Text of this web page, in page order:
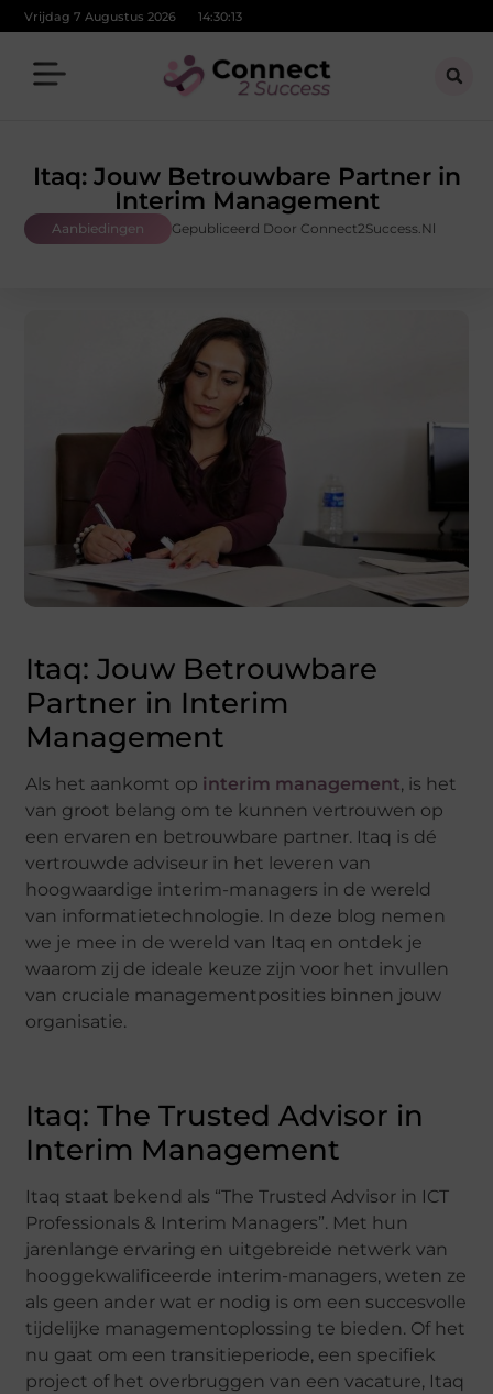
Vrijdag 7 Augustus 2026 14:30:15
Itaq: Jouw Betrouwbare Partner in
Interim Management
Aanbiedingen Gepubliceerd Door Connect2Success.nl
Itaq: Jouw Betrouwbare
Partner in Interim
Management
Als het aankomt op interim management, is het
van groot belang om te kunnen vertrouwen op
een ervaren en betrouwbare partner. Itaq is dé
vertrouwde adviseur in het leveren van
hoogwaardige interim-managers in de wereld
van informatietechnologie. In deze blog nemen
we je mee in de wereld van Itaq en ontdek je
waarom zij de ideale keuze zijn voor het invullen
van cruciale managementposities binnen jouw
organisatie.
Itaq: The Trusted Advisor in
Interim Management
Itaq staat bekend als “The Trusted Advisor in ICT
Professionals & Interim Managers”. Met hun
jarenlange ervaring en uitgebreide netwerk van
hooggekwalificeerde interim-managers, weten ze
als geen ander wat er nodig is om een succesvolle
tijdelijke managementoplossing te bieden. Of het
nu gaat om een transitieperiode, een specifiek
project of het overbruggen van een vacature, Itaq